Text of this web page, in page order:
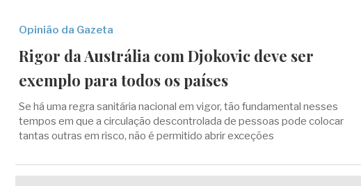
Opinião da Gazeta
Rigor da Austrália com Djokovic deve ser
exemplo para todos os países
Se há uma regra sanitária nacional em vigor, tão fundamental nesses
tempos em que a circulação descontrolada de pessoas pode colocar
tantas outras em risco, não é permitido abrir exceções